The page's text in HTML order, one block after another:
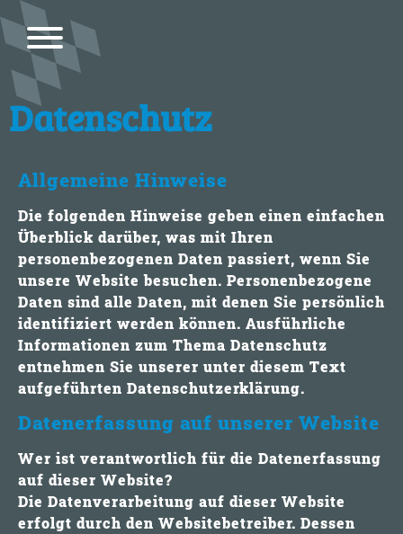
Bitte
beachten
Sie,
dass
diese
Seite
verwendet.
Datenschutz
Allgemeine Hinweise
Die folgenden Hinweise geben einen einfachen
Überblick darüber, was mit Ihren
personenbezogenen Daten passiert, wenn Sie
unsere Website besuchen. Personenbezogene
Daten sind alle Daten, mit denen Sie persönlich
identifiziert werden können. Ausführliche
Informationen zum Thema Datenschutz
entnehmen Sie unserer unter diesem Text
aufgeführten Datenschutzerklärung.
Datenerfassung auf unserer Website
Wer ist verantwortlich für die Datenerfassung
auf dieser Website?
Die Datenverarbeitung auf dieser Website
erfolgt durch den Websitebetreiber. Dessen